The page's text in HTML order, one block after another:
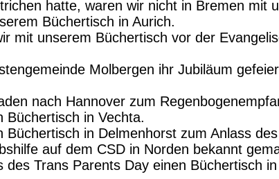
hatte, waren wir nicht in Bremen mit
Büchertisch in Aurich.
mit unserem Büchertisch vor der
Molbergen ihr Jubiläum
nach Hannover zum
Büchertisch in Vechta.
in Delmenhorst zum Anlass
auf dem CSD in Norden bekannt
Trans Parents Day einen Büchertisch